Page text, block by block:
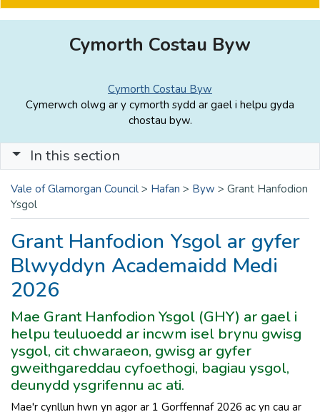
Cymorth Costau Byw
Cymorth Costau Byw
Cymerwch olwg ar y cymorth sydd ar gael i helpu gyda
chostau byw.
In this section
Vale of Glamorgan Council > Hafan > Byw > Grant Hanfodion
Ysgol
Grant Hanfodion Ysgol ar gyfer
Blwyddyn Academaidd Medi
2026
Mae Grant Hanfodion Ysgol (GHY) ar gael i
helpu teuluoedd ar incwm isel brynu gwisg
ysgol, cit chwaraeon, gwisg ar gyfer
gweithgareddau cyfoethogi, bagiau ysgol,
deunydd ysgrifennu ac ati.
Mae'r cynllun hwn yn agor ar 1 Gorffennaf 2026 ac yn cau ar